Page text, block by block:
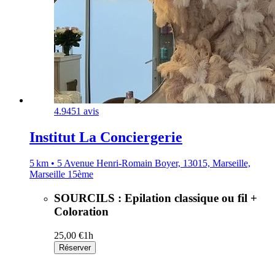
4.9451 avis
Institut La Conciergerie
5 km • 5 Avenue Henri-Romain Boyer, 13015, Marseille,
Marseille 15ème
SOURCILS : Epilation classique ou fil +
Coloration
25,00 €1h
Réserver